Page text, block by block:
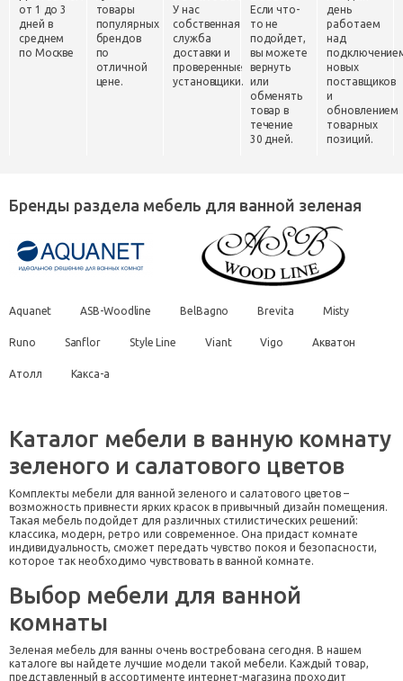
от 1 до 3
дней в
среднем
по Москве
товары
популярных
брендов
по
отличной
цене.
У нас
собственная
служба
доставки и
проверенные
установщики.
Если что-
то не
подойдет,
вы можете
вернуть
или
обменять
товар в
течение
30 дней.
день
работаем
над
новых
поставщиков
и
обновлением
товарных
позиций.
Бренды раздела мебель для ванной зеленая
Aquanet ASB-Woodline BelBagno Brevita Misty
Runo Sanflor Style Line Viant Vigo Акватон
Атолл Какса-а
Каталог мебели в ванную комнату
зеленого и салатового цветов
Комплекты мебели для ванной зеленого и салатового цветов –
возможность привнести ярких красок в привычный дизайн помещения.
Такая мебель подойдет для различных стилистических решений:
классика, модерн, ретро или современное. Она придаст комнате
индивидуальность, сможет передать чувство покоя и безопасности,
которое так необходимо чувствовать в ванной комнате.
Выбор мебели для ванной
комнаты
Зеленая мебель для ванны очень востребована сегодня. В нашем
каталоге вы найдете лучшие модели такой мебели. Каждый товар,
представленный в ассортименте интернет-магазина проходит